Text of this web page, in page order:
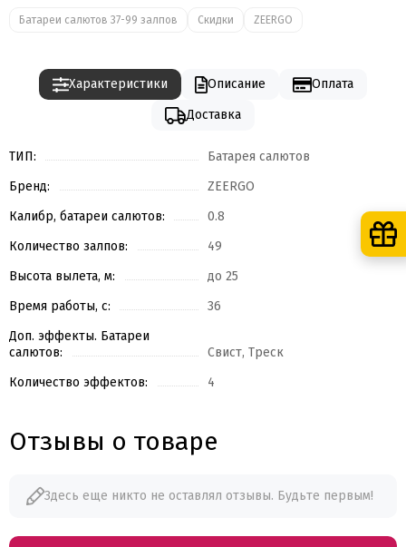
Батареи салютов 37-99 залпов Скидки ZEERGO
Характеристики Описание
Оплата
Доставка
ТИП:
Батарея салютов
Бренд:
ZEERGO
Калибр, батареи салютов:
0.8
Количество залпов:
49
Высота вылета, м:
до 25
Время работы, с:
36
Доп. эффекты. Батареи
салютов:
Свист, Треск
Количество эффектов:
4
Отзывы о товаре
Здесь еще никто не оставлял отзывы. Будьте первым!